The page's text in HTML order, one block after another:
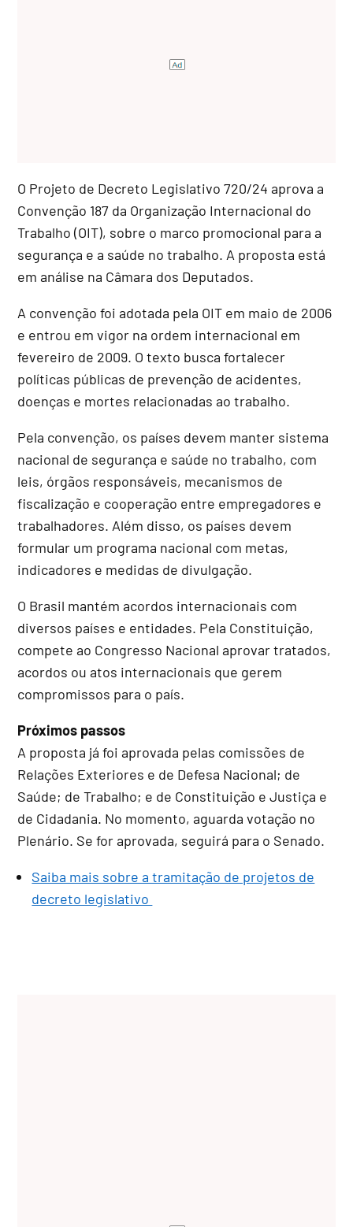
O Projeto de Decreto Legislativo 720/24 aprova a
Convenção 187 da Organização Internacional do
Trabalho (OIT), sobre o marco promocional para a
segurança e a saúde no trabalho. A proposta está
em análise na Câmara dos Deputados.
A convenção foi adotada pela OIT em maio de 2006
e entrou em vigor na ordem internacional em
fevereiro de 2009. O texto busca fortalecer
políticas públicas de prevenção de acidentes,
doenças e mortes relacionadas ao trabalho.
Pela convenção, os países devem manter sistema
nacional de segurança e saúde no trabalho, com
leis, órgãos responsáveis, mecanismos de
fiscalização e cooperação entre empregadores e
trabalhadores. Além disso, os países devem
formular um programa nacional com metas,
indicadores e medidas de divulgação.
O Brasil mantém acordos internacionais com
diversos países e entidades. Pela Constituição,
compete ao Congresso Nacional aprovar tratados,
acordos ou atos internacionais que gerem
compromissos para o país.
Próximos passos
A proposta já foi aprovada pelas comissões de
Relações Exteriores e de Defesa Nacional; de
Saúde; de Trabalho; e de Constituição e Justiça e
de Cidadania. No momento, aguarda votação no
Plenário. Se for aprovada, seguirá para o Senado.
Saiba mais sobre a tramitação de projetos de
decreto legislativo